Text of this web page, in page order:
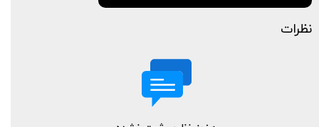
نظرات